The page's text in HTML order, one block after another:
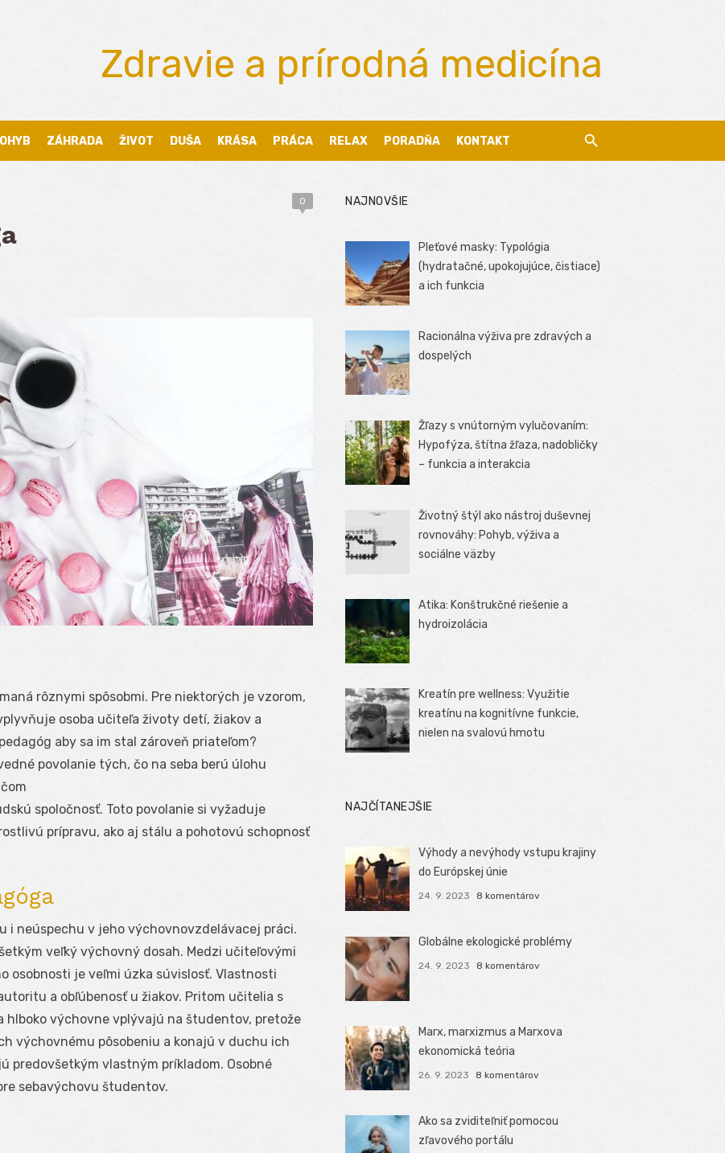
Zdravie a prírodná medicína
ZÁHRADA ŽIVOT DUŠA KRÁSA PRÁCA RELAX PORADŇA KONTAKT
0
rôznymi spôsobmi. Pre niektorých je vzorom,
osoba učiteľa životy detí, žiakov a
aby sa im stal zároveň priateľom?
povolanie tých, čo na seba berú úlohu
spoločnosť. Toto povolanie si vyžaduje
prípravu, ako aj stálu a pohotovú schopnosť
i neúspechu v jeho výchovnovzdelávacej práci.
veľký výchovný dosah. Medzi učiteľovými
osobnosti je veľmi úzka súvislosť. Vlastnosti
a obľúbenosť u žiakov. Pritom učitelia s
výchovne vplývajú na študentov, pretože
výchovnému pôsobeniu a konajú v duchu ich
predovšetkým vlastným príkladom. Osobné
sebavýchovu študentov.
NAJNOVŠIE
Pleťové masky: Typológia
(hydratačné, upokojujúce, čistiace)
a ich funkcia
Racionálna výživa pre zdravých a
dospelých
Žľazy s vnútorným vylučovaním:
Hypofýza, štítna žľaza, nadobličky
– funkcia a interakcia
Životný štýl ako nástroj duševnej
rovnováhy: Pohyb, výživa a
sociálne väzby
Atika: Konštrukčné riešenie a
hydroizolácia
Kreatín pre wellness: Využitie
kreatínu na kognitívne funkcie,
nielen na svalovú hmotu
NAJČÍTANEJŠIE
Výhody a nevýhody vstupu krajiny
do Európskej únie
24. 9. 2023 8 komentárov
Globálne ekologické problémy
24. 9. 2023 8 komentárov
Marx, marxizmus a Marxova
ekonomická teória
26. 9. 2023 8 komentárov
Ako sa zviditeľniť pomocou
zľavového portálu